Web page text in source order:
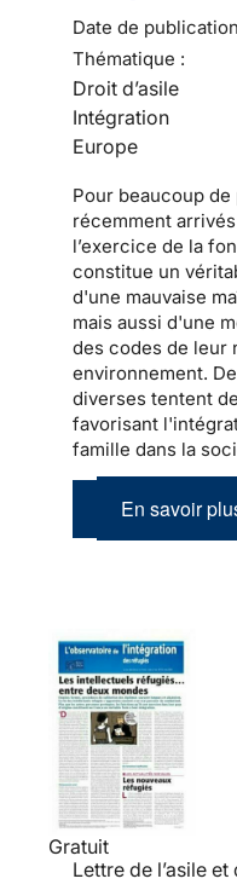
Date de
Thématique :
Droit d’asile
Intégration
Europe
Pour beaucoup de
récemment
l’exercice de la
constitue un
d'une mauvaise
mais aussi d'une
des codes de leur
environnement.
diverses tentent
favorisant
famille dans la
En savoir
Gratuit
Lettre de l’asile